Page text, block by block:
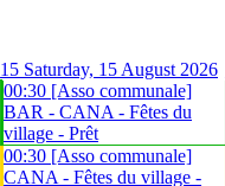
15 Saturday, 15 August 2026
00:30 [Asso communale]
BAR - CANA - Fêtes du
village - Prêt
00:30 [Asso communale]
CANA - Fêtes du village -